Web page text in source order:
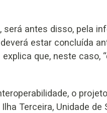
antes disso, pela
estar concluída
que, neste caso,
o
Terceira, Unidade de